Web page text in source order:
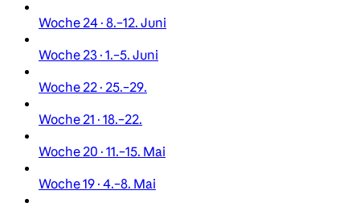
Woche 24 · 8.–12. Juni
Woche 23 · 1.–5. Juni
Woche 22 · 25.–29.
Woche 21 · 18.–22.
Woche 20 · 11.–15. Mai
Woche 19 · 4.–8. Mai